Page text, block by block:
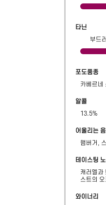
타닌
부드
포도품종
카베르네
알콜
13.5%
어울리는
햄버거,
테이스팅
캐러멜과
스트의
와이너리